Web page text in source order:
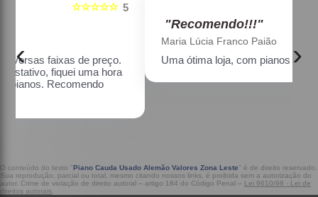
Uma ótima loja, com pianos bons, amei.
‹ ›
O conteúdo do texto "Piano Cauda Usado Alemão Valores Zona Leste" é de direito reservado.
Sua reprodução, parcial ou total, mesmo citando nossos links, é proibida sem a autorização do
autor. Crime de violação de direito autoral – artigo 184 do Código Penal – Lei 9610/98 - Lei de
direitos autorais